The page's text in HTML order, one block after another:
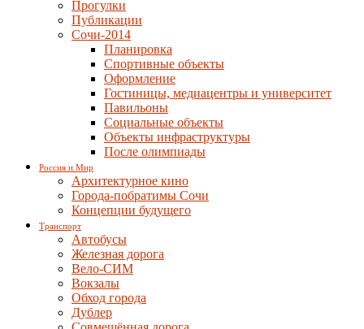
Прогулки
Публикации
Сочи-2014
Планировка
Спортивные объекты
Оформление
Гостиницы, медиацентры и университет
Павильоны
Социальные объекты
Объекты инфраструктуры
После олимпиады
Россия и Мир
Архитектурное кино
Города-побратимы Сочи
Концепции будущего
Транспорт
Автобусы
Железная дорога
Вело-СИМ
Вокзалы
Обход города
Дублер